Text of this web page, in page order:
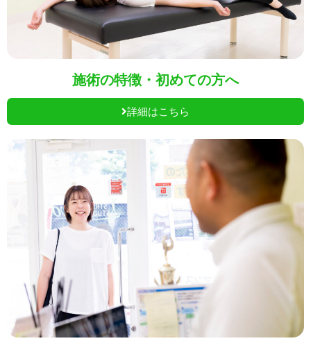
施術の特徴・初めての方へ
詳細はこちら